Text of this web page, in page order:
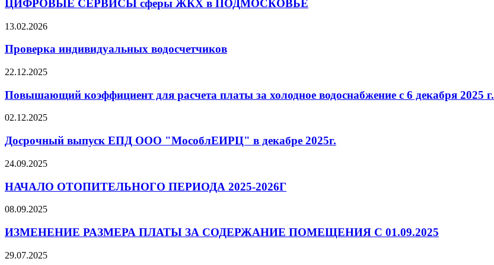
ЦИФРОВЫЕ СЕРВИСЫ сферы ЖКХ в ПОДМОСКОВЬЕ
13.02.2026
Проверка индивидуальных водосчетчиков
22.12.2025
Повышающий коэффициент для расчета платы за холодное водоснабжение с 6 декабря 2025 г.
02.12.2025
Досрочный выпуск ЕПД ООО "МособлЕИРЦ" в декабре 2025г.
24.09.2025
НАЧАЛО ОТОПИТЕЛЬНОГО ПЕРИОДА 2025-2026Г
08.09.2025
ИЗМЕНЕНИЕ РАЗМЕРА ПЛАТЫ ЗА СОДЕРЖАНИЕ ПОМЕЩЕНИЯ С 01.09.2025
29.07.2025